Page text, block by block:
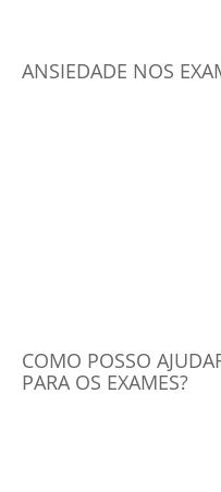
ANSIEDADE NOS
COMO POSSO
PARA OS EXAMES?